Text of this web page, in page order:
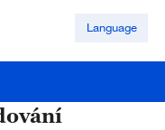
Language